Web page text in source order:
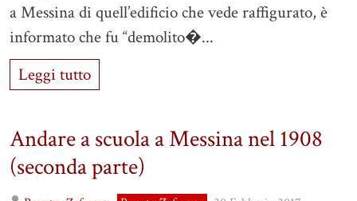
a Messina di quell’edificio che vede raffigurato, è
informato che fu “demolito�...
Leggi tutto
Andare a scuola a Messina nel 1908
(seconda parte)